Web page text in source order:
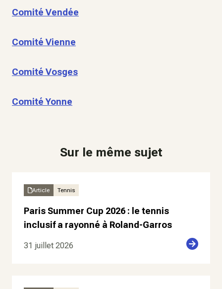
Comité Vendée
Comité Vienne
Comité Vosges
Comité Yonne
Sur le même sujet
Article Tennis
Paris Summer Cup 2026 : le tennis
inclusif a rayonné à Roland-Garros
31 juillet 2026